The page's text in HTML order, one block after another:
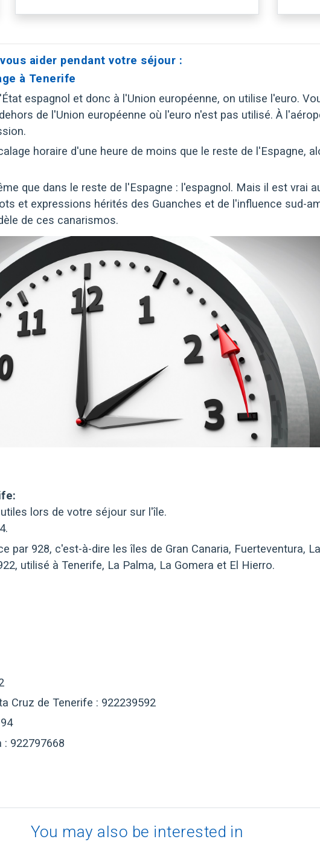
aider pendant votre séjour :
à Tenerife
espagnol et donc à l'Union européenne, on utilise l'euro.
de l'Union européenne où l'euro n'est pas utilisé. À
horaire d'une heure de moins que le reste de l'Espagne,
que dans le reste de l'Espagne : l'espagnol. Mais il est vrai
et expressions hérités des Guanches et de l'influence sud-
de ces canarismos.
lors de votre séjour sur l'île.
par 928, c'est-à-dire les îles de Gran Canaria, Fuerteventura,
utilisé à Tenerife, La Palma, La Gomera et El Hierro.
Cruz de Tenerife : 922239592
922797668
You may also be interested in